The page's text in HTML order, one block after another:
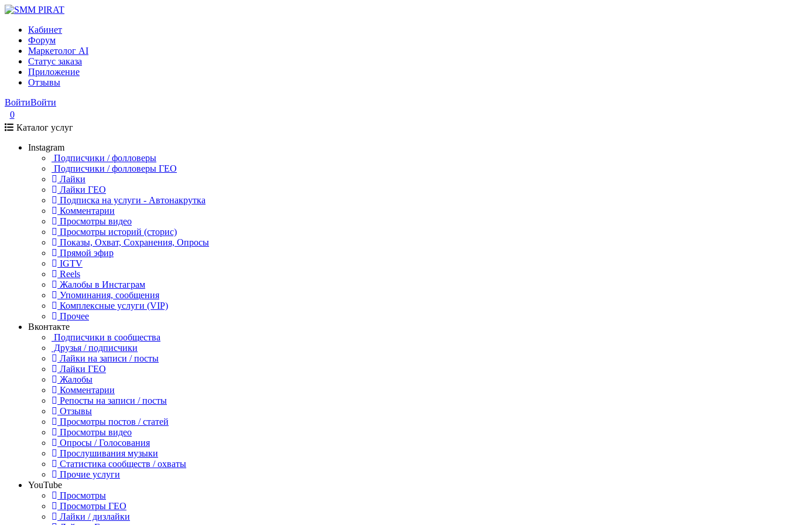
Кабинет
Форум
Маркетолог AI
Статус заказа
Приложение
Отзывы
ВойтиВойти
0
Каталог услуг
Instagram
Подписчики / фолловеры
Подписчики / фолловеры ГЕО
Лайки
Лайки ГЕО
Подписка на услуги - Автонакрутка
Комментарии
Просмотры видео
Просмотры историй (сторис)
Показы, Охват, Сохранения, Опросы
Прямой эфир
IGTV
Reels
Жалобы в Инстаграм
Упоминания, сообщения
Комплексные услуги (VIP)
Прочее
Вконтакте
Подписчики в сообщества
Друзья / подписчики
Лайки на записи / посты
Лайки ГЕО
Жалобы
Комментарии
Репосты на записи / посты
Отзывы
Просмотры постов / статей
Просмотры видео
Опросы / Голосования
Прослушивания музыки
Статистика сообществ / охваты
Прочие услуги
YouTube
Просмотры
Просмотры ГЕО
Лайки / дизлайки